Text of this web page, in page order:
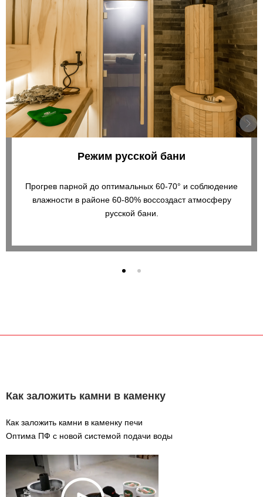
Режим русской бани
Прогрев парной до оптимальных 60-70° и соблюдение
влажности в районе 60-80% воссоздаст атмосферу
русской бани.
Как заложить камни в каменку
Как заложить камни в каменку печи
Оптима ПФ с новой системой подачи воды